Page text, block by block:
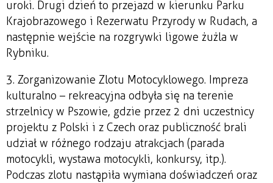
uroki. Drugi dzień to przejazd w kierunku Parku
Krajobrazowego i Rezerwatu Przyrody w Rudach, a
następnie wejście na rozgrywki ligowe żużla w
Rybniku.
3. Zorganizowanie Zlotu Motocyklowego. Impreza
kulturalno – rekreacyjna odbyła się na terenie
strzelnicy w Pszowie, gdzie przez 2 dni uczestnicy
projektu z Polski i z Czech oraz publiczność brali
udział w różnego rodzaju atrakcjach (parada
motocykli, wystawa motocykli, konkursy, itp.).
Podczas zlotu nastąpiła wymiana doświadczeń oraz